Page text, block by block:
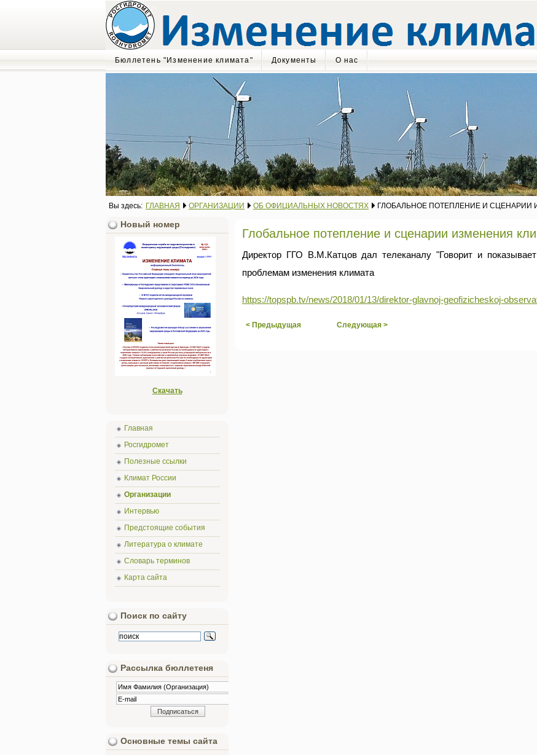
Бюллетень "Изменение климата" Документы О нас
Вы здесь: ГЛАВНАЯ ОРГАНИЗАЦИИ ОБ ОФИЦИАЛЬНЫХ НОВОСТЯХ ГЛОБАЛЬНОЕ ПОТЕПЛЕНИЕ И СЦЕНАРИИ
Глобальное потепление и сценарии изменения
Директор ГГО В.М.Катцов дал телеканалу "Говорит и
проблемам изменения климата
https://topspb.tv/news/2018/01/13/direktor-glavnoj-geofizicheskoj-
< Предыдущая Следующая >
Новый номер
Скачать
Главная
Росгидромет
Полезные ссылки
Климат России
Организации
Интервью
Предстоящие события
Литература о климате
Словарь терминов
Карта сайта
Поиск по сайту
Рассылка бюллетеня
Основные темы сайта